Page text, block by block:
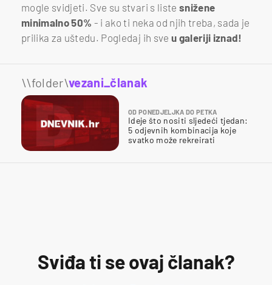
mogle svidjeti. Sve su stvari s liste snižene
minimalno 50% - i ako ti neka od njih treba, sada je
prilika za uštedu. Pogledaj ih sve u galeriji iznad!
\\folder\vezani_članak
OD PONEDJELJKA DO PETKA
Ideje što nositi sljedeći tjedan:
5 odjevnih kombinacija koje
svatko može rekreirati
Sviđa ti se ovaj članak?